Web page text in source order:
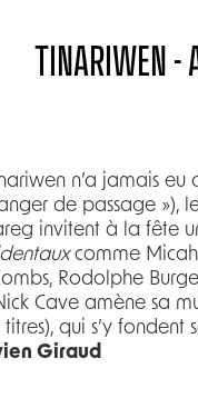
TINARIWEN -
n’a jamais
de passage »),
invitent à la fête
comme Micah
Rodolphe
Cave amène sa
titres), qui s’y
Giraud